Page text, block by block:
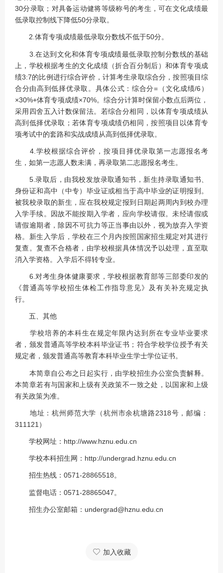
30分录取；对具备运动健将等级称号的考生，可在文化成绩最
低录取控制线下降低50分录取。
2.体育专项成绩最低录取分数线不低于50分。
3.在达到文化和体育专项成绩最低录取控制分数线的基础
上，学校根据考生的文化成绩（折合百分制后）和体育专项成
绩3:7的比例进行综合评价，计算考生录取综合分，按照项目综
合分由高到低择优录取。具体公式：综合分=（文化成绩/6）
×30%+体育专项成绩×70%。综合分计算时保留小数点后两位，
采用四舍五入计数保留法。若综合分相同，以体育专项成绩从
高到低择优录取；若体育专项成绩仍相同，按照项目以体育专
项考试中的套路和实战成绩从高到低择优录取。
4.学校根据综合评价，按项目择优录取第一志愿报名考
生，如第一志愿人数未满，再录取第二志愿报名考生。
5.录取后，由我校发放录取通知书，新生持录取通知书、
身份证和高中（中专）毕业证或相当于高中毕业的证明报到。
被我校录取的新生，应在我校规定报到日期起两周内到校办理
入学手续。因故不能按期入学者，应向学校请假。未经请假或
请假逾期者，除因不可抗力等正当事由以外，视为放弃入学资
格。新生入学后，学校在三个月内按照国家招生规定对其进行
复查。复查不合格者，由学校根据具体情况予以处理，直至取
消入学资格。入学后不得转专业。
6.对考生身体健康要求，学校根据教育部等三部委印发的
《普通高等学校招生体检工作指导意见》及有关补充规定执
行。
五、其他
学校培养的本科生在规定年限内达到所在专业毕业要求
者，颁发普通高等学校本科毕业证书；符合学校学位授予有关
规定者，颁发普通高等教育本科毕业生学士学位证书。
本简章自公布之日起实行，由学校招生办公室负责解释。
本简章若有与国家和上级有关政策不一致之处，以国家和上级
有关政策为准。
地址：杭州师范大学（杭州市余杭塘路2318号，邮编：
311121）
学校网址：http://www.hznu.edu.cn
学校本科招生网：http://undergrad.hznu.edu.cn
招生热线：0571-28865518。
监督电话：0571-28865047。
招生办公室邮箱：undergrad@hznu.edu.cn
加入收藏